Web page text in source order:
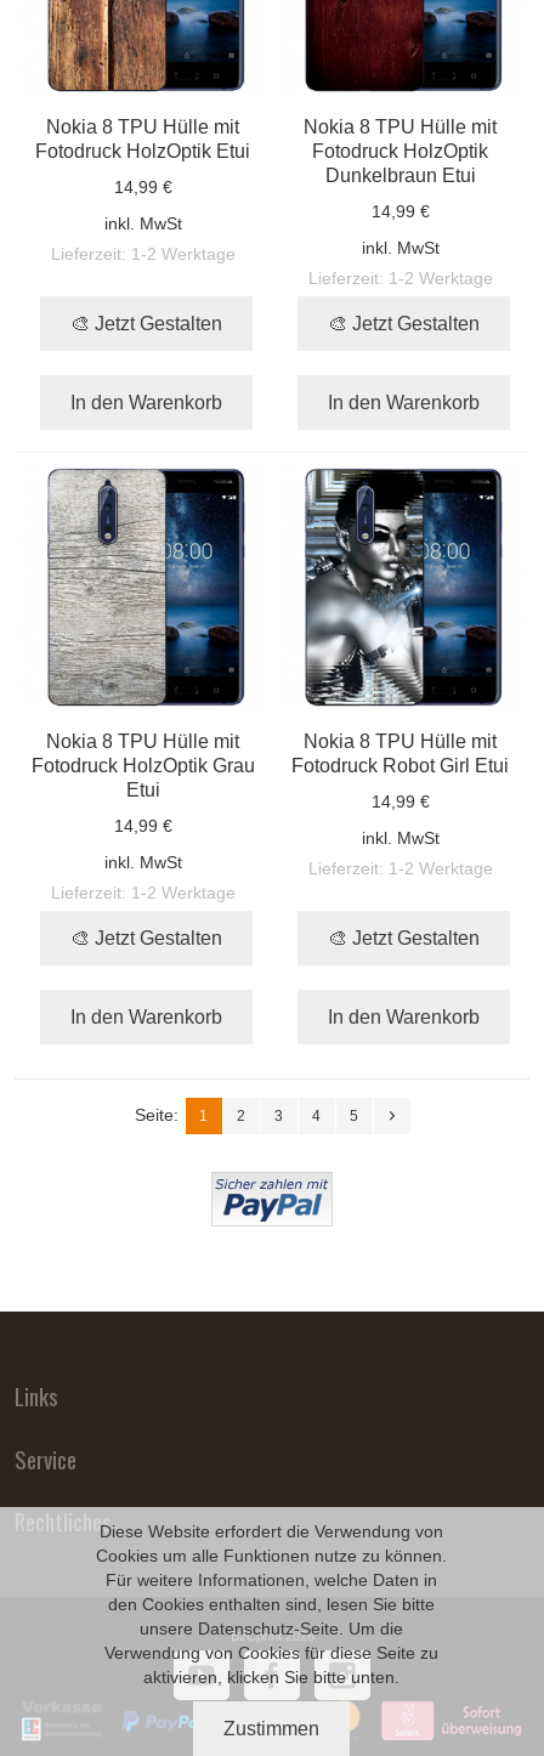
Diese Website erfordert die Verwendung von
Cookies um alle Funktionen nutze zu können.
Für weitere Informationen, welche Daten in
den Cookies enthalten sind, lesen Sie bitte
unsere Datenschutz-Seite. Um die
Verwendung von Cookies für diese Seite zu
aktivieren, klicken Sie bitte unten.
Zustimmen
Nokia 8 TPU Hülle mit
Fotodruck HolzOptik Etui
14,99 €
inkl. MwSt
Lieferzeit: 1-2 Werktage
🎨 Jetzt Gestalten
In den Warenkorb
Nokia 8 TPU Hülle mit
Fotodruck HolzOptik
Dunkelbraun Etui
14,99 €
inkl. MwSt
Lieferzeit: 1-2 Werktage
🎨 Jetzt Gestalten
In den Warenkorb
Nokia 8 TPU Hülle mit
Fotodruck HolzOptik Grau
Etui
14,99 €
inkl. MwSt
Lieferzeit: 1-2 Werktage
🎨 Jetzt Gestalten
In den Warenkorb
Nokia 8 TPU Hülle mit
Fotodruck Robot Girl Etui
14,99 €
inkl. MwSt
Lieferzeit: 1-2 Werktage
🎨 Jetzt Gestalten
In den Warenkorb
Seite: 1 2 3 4 5
Links
Service
Rechtliches
B2Cprint 2026